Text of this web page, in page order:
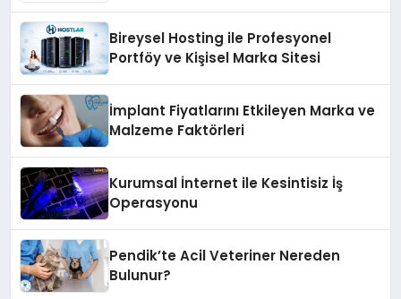
Bireysel Hosting ile Profesyonel
Portföy ve Kişisel Marka Sitesi
İmplant Fiyatlarını Etkileyen Marka ve
Malzeme Faktörleri
Kurumsal İnternet ile Kesintisiz İş
Operasyonu
Pendik’te Acil Veteriner Nereden
Bulunur?